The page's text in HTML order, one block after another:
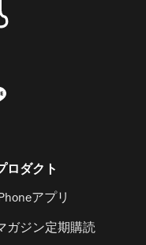
ロダクト
アプリ
ガジン定期購読